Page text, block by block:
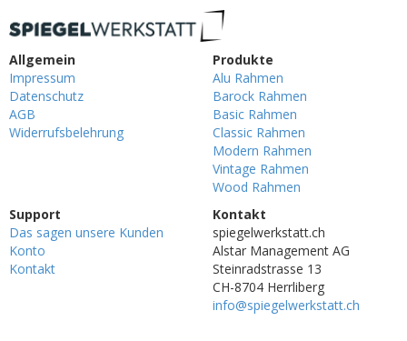
Allgemein
Impressum
Datenschutz
AGB
Widerrufsbelehrung
Produkte
Alu Rahmen
Barock Rahmen
Basic Rahmen
Classic Rahmen
Modern Rahmen
Vintage Rahmen
Wood Rahmen
Support
Das sagen unsere Kunden
Konto
Kontakt
Kontakt
spiegelwerkstatt.ch
Alstar Management AG
Steinradstrasse 13
CH-8704 Herrliberg
info@spiegelwerkstatt.ch